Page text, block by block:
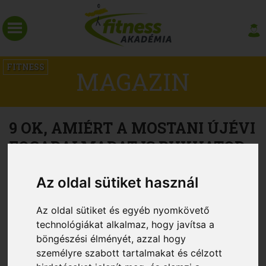
Az oldal sütiket használ
Az oldal sütiket és egyéb nyomkövető
technológiákat alkalmaz, hogy javítsa a
böngészési élményét, azzal hogy
személyre szabott tartalmakat és célzott
FITNESS MAGAZIN
9 OK, AMIÉRT A MOSTANI ÚJÉVI
FOGADALMADAT IS BUKHATOD